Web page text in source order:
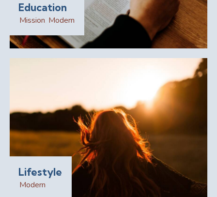
Education
Mission Modern
Lifestyle
Modern